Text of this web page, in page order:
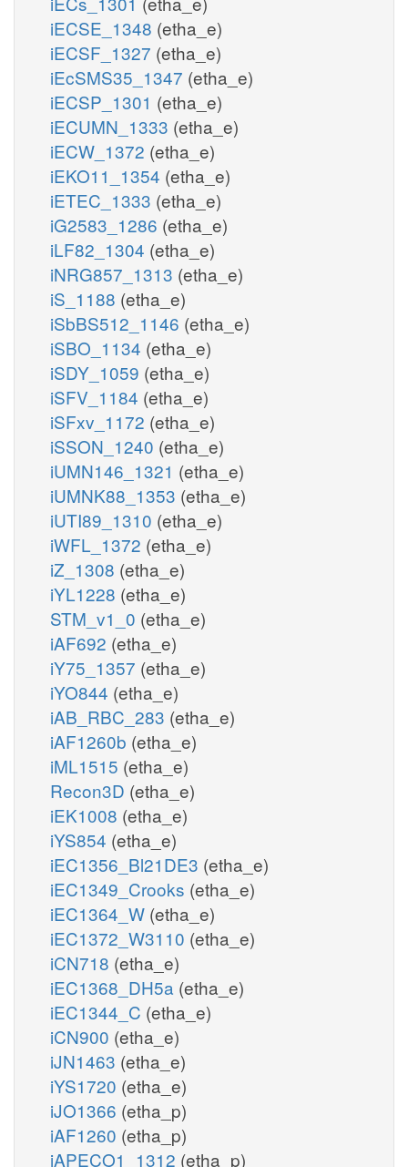
iECSE_1348 (etha_e)
iECSF_1327 (etha_e)
iEcSMS35_1347 (etha_e)
iECSP_1301 (etha_e)
iECUMN_1333 (etha_e)
iECW_1372 (etha_e)
iEKO11_1354 (etha_e)
iETEC_1333 (etha_e)
iG2583_1286 (etha_e)
iLF82_1304 (etha_e)
iNRG857_1313 (etha_e)
iS_1188 (etha_e)
iSbBS512_1146 (etha_e)
iSBO_1134 (etha_e)
iSDY_1059 (etha_e)
iSFV_1184 (etha_e)
iSFxv_1172 (etha_e)
iSSON_1240 (etha_e)
iUMN146_1321 (etha_e)
iUMNK88_1353 (etha_e)
iUTI89_1310 (etha_e)
iWFL_1372 (etha_e)
iZ_1308 (etha_e)
iYL1228 (etha_e)
STM_v1_0 (etha_e)
iAF692 (etha_e)
iY75_1357 (etha_e)
iYO844 (etha_e)
iAB_RBC_283 (etha_e)
iAF1260b (etha_e)
iML1515 (etha_e)
Recon3D (etha_e)
iEK1008 (etha_e)
iYS854 (etha_e)
iEC1356_Bl21DE3 (etha_e)
iEC1349_Crooks (etha_e)
iEC1364_W (etha_e)
iEC1372_W3110 (etha_e)
iCN718 (etha_e)
iEC1368_DH5a (etha_e)
iEC1344_C (etha_e)
iCN900 (etha_e)
iJN1463 (etha_e)
iYS1720 (etha_e)
iJO1366 (etha_p)
iAF1260 (etha_p)
iAPECO1_1312 (etha_p)